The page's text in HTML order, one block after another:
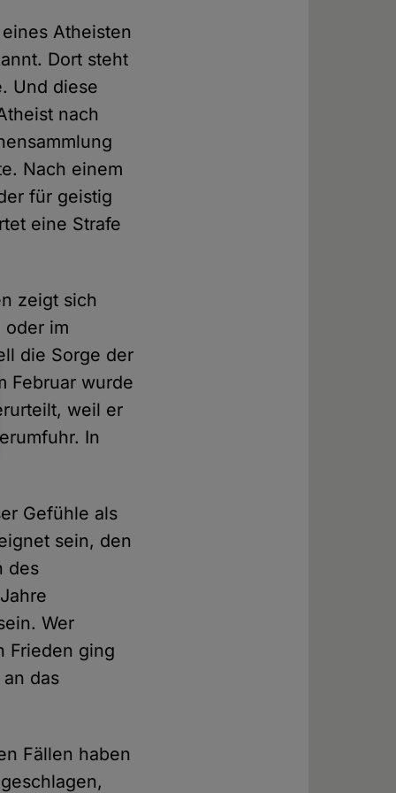
Atheisten
Dort steht
Und diese
nach
Nach einem
für geistig
eine Strafe
zeigt sich
oder im
die Sorge der
Februar wurde
weil er
In
Gefühle als
sein, den
des
Wer
Frieden ging
das
Fällen haben